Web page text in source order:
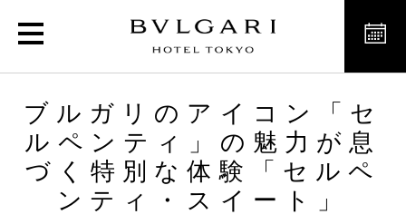
ブルガリのアイコン
ブルガリのアイコン「セ
ルペンティ」の魅力が息
づく特別な体験「セルペ
ンティ・スイート」